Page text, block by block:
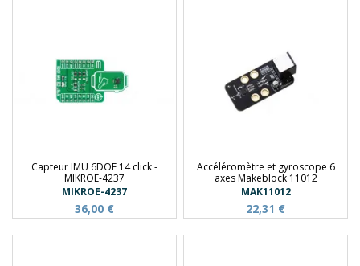
Capteur IMU 6DOF 14 click -
MIKROE-4237
MIKROE-4237
36,00 €
Accéléromètre et gyroscope 6
axes Makeblock 11012
MAK11012
22,31 €